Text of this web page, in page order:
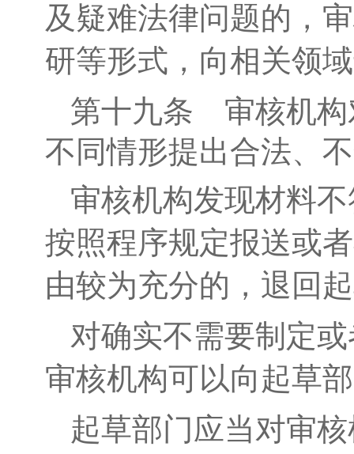
及疑难法律问题的，
研等形式，向相关领
第十九条 审核机构
不同情形提出合法、
审核机构发现材料
按照程序规定报送或
由较为充分的，退回
对确实不需要制定
审核机构可以向起草
起草部门应当对审